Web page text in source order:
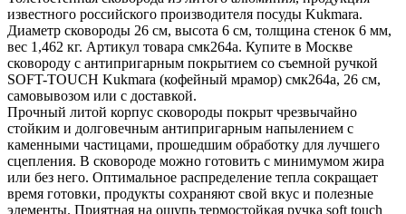
известного российского производителя посуды Kukmara.
Диаметр сковороды 26 см, высота 6 см, толщина стенок 6 мм,
вес 1,462 кг. Артикул товара смк264а. Купите в Москве
сковороду с антипригарным покрытием со съемной ручкой
SOFT-TOUCH Kukmara (кофейный мрамор) смк264а, 26 см,
самовывозом или с доставкой.
Прочный литой корпус сковороды покрыт чрезвычайно
стойким и долговечным антипригарным напылением с
каменными частицами, прошедшим обработку для лучшего
сцепления. В сковороде можно готовить с минимумом жира
или без него. Оптимальное распределение тепла сокращает
время готовки, продукты сохраняют свой вкус и полезные
элементы. Приятная на ощупь термостойкая ручка soft touch